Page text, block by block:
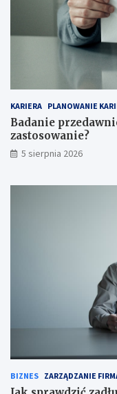
KARIERA PLANOWANIE
Badanie
zastosowanie?
5 sierpnia 2026
BIZNES ZARZĄDZANIE